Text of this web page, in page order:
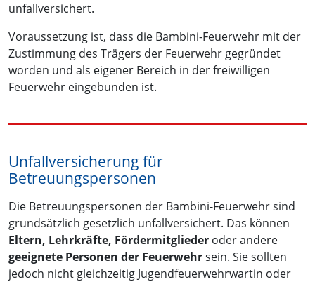
unfallversichert.
Voraussetzung ist, dass die Bambini-Feuerwehr mit der
Zustimmung des Trägers der Feuerwehr gegründet
worden und als eigener Bereich in der freiwilligen
Feuerwehr eingebunden ist.
Unfallversicherung für
Betreuungspersonen
Die Betreuungspersonen der Bambini-Feuerwehr sind
grundsätzlich gesetzlich unfallversichert. Das können
Eltern, Lehrkräfte, Fördermitglieder oder andere
geeignete Personen der Feuerwehrsein. Sie sollten
jedoch nicht gleichzeitig Jugendfeuerwehrwartin oder